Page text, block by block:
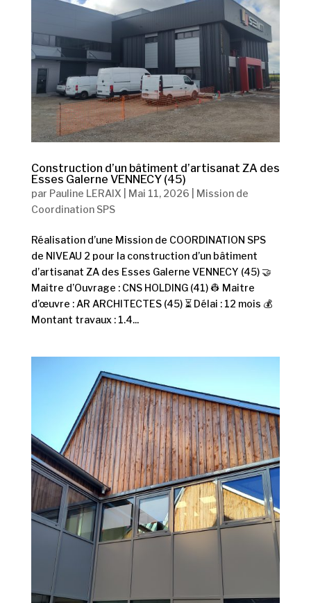
Construction d’un bâtiment d’artisanat ZA des
Esses Galerne VENNECY (45)
par Pauline LERAIX Mai 11, 2026
Mission de
Coordination SPS
Réalisation d’une Mission de COORDINATION SPS
de NIVEAU 2 pour la construction d’un bâtiment
d’artisanat ZA des Esses Galerne VENNECY (45) 🤝
Maitre d’Ouvrage : CNS HOLDING (41) 👷 Maitre
d’œuvre : AR ARCHITECTES (45) ⏳ Délai : 12 mois 💰
Montant travaux : 1.4...